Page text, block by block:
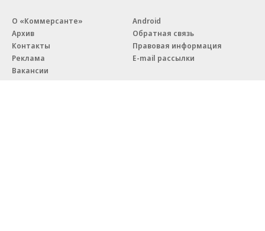
О «Коммерсанте»
Архив
Контакты
Реклама
Вакансии
Android
Обратная связь
Правовая информация
E-mail рассылки